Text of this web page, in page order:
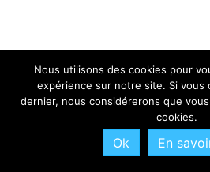
Nous utilisons des cookies pour
expérience sur notre site. Si vous
dernier, nous considérerons que
cookies.
Ok En